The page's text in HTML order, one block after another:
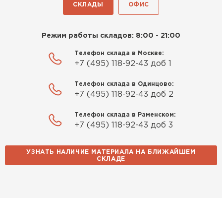
СКЛАДЫ ОФИС
Режим работы складов: 8:00 - 21:00
Телефон склада в Москве:
+7 (495) 118-92-43 доб 1
Телефон склада в Одинцово:
+7 (495) 118-92-43 доб 2
Телефон склада в Раменском:
+7 (495) 118-92-43 доб 3
УЗНАТЬ НАЛИЧИЕ МАТЕРИАЛА НА БЛИЖАЙШЕМ
СКЛАДЕ